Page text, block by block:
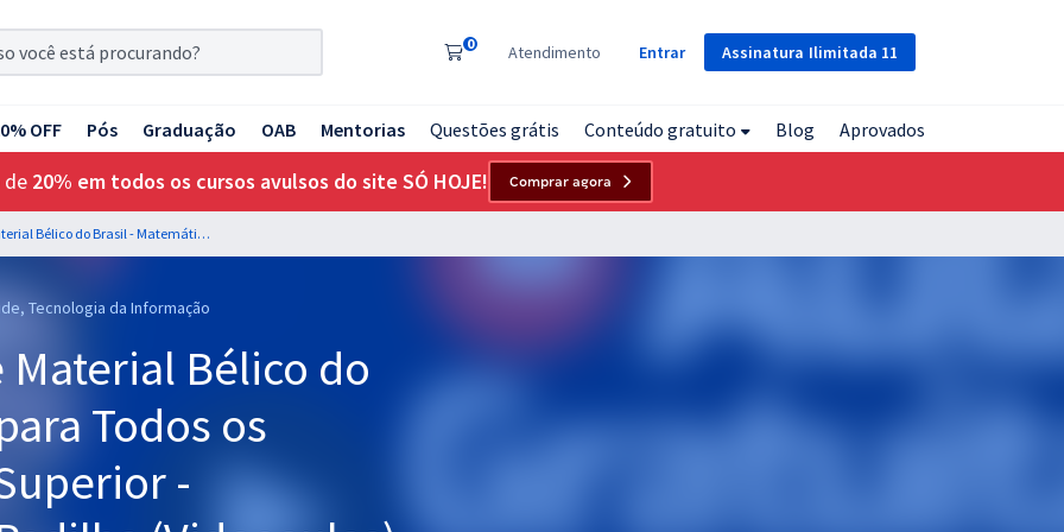
Assinatura Ilimitada 11
0 Atendimento Entrar
OFF Pós Graduação OAB Mentorias Questões grátis Conteúdo gratuito Blog Aprovados
de 20% em todos os cursos avulsos do site SÓ HOJE! Comprar agora
IMBEL - Indústria de Material Bélico do Brasil - Matemática para Todos os Empregos de Nível Superior - Professor: Josimar Padilha (Videoaulas) & Thiago Cardoso (Aulas em PDF)
Tecnologia da Informação
Material Bélico do
Todos os
-